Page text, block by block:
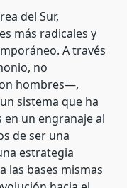
del Sur,
más radicales y
A través
no
hombres—,
sistema que ha
en un engranaje al
de ser una
estrategia
las bases mismas